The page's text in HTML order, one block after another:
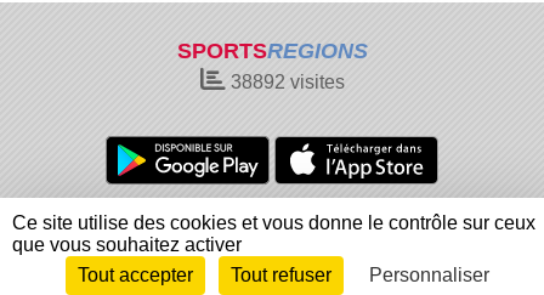
SPORTSREGIONS
38892 visites
Charte cookies
Gestion des cookies
Informations légales
Signaler un contenu inapproprié
Envie de participer ?
Connexion
Ce site utilise des cookies et vous donne le contrôle sur ceux
que vous souhaitez activer
Tout accepter
Tout refuser Personnaliser